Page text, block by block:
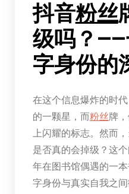
抖音粉丝
级吗？
字身份的
在这个信息爆炸的时
的一颗星，而粉丝牌
上闪耀的标志。然而
是否真的会掉级？这
年在图书馆偶遇的一
字身份与真实自我之间